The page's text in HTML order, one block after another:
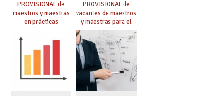
PROVISIONAL de
maestros y maestras
en prácticas
PROVISIONAL de
vacantes de maestros
y maestras para el
curso 26-27